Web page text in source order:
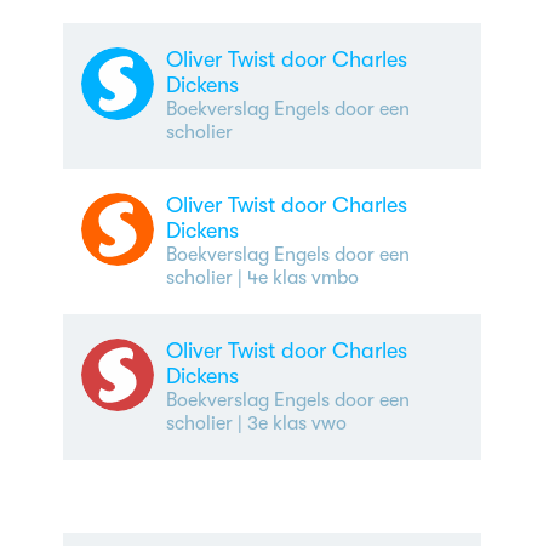
Oliver Twist door Charles
Dickens
Boekverslag Engels door een
scholier
Oliver Twist door Charles
Dickens
Boekverslag Engels door een
scholier| 4e klas vmbo
Oliver Twist door Charles
Dickens
Boekverslag Engels door een
scholier| 3e klas vwo